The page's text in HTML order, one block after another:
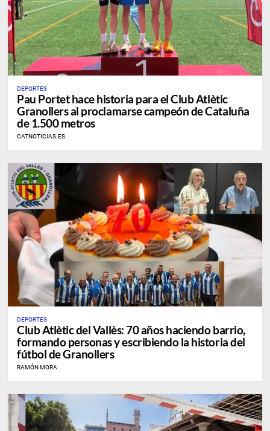
DEPORTES
Pau Portet hace historia para el Club Atlètic
Granollers al proclamarse campeón de Cataluña
de 1.500 metros
CATNOTICIAS.ES
DEPORTES
Club Atlètic del Vallès: 70 años haciendo barrio,
formando personas y escribiendo la historia del
fútbol de Granollers
RAMÓN MORA